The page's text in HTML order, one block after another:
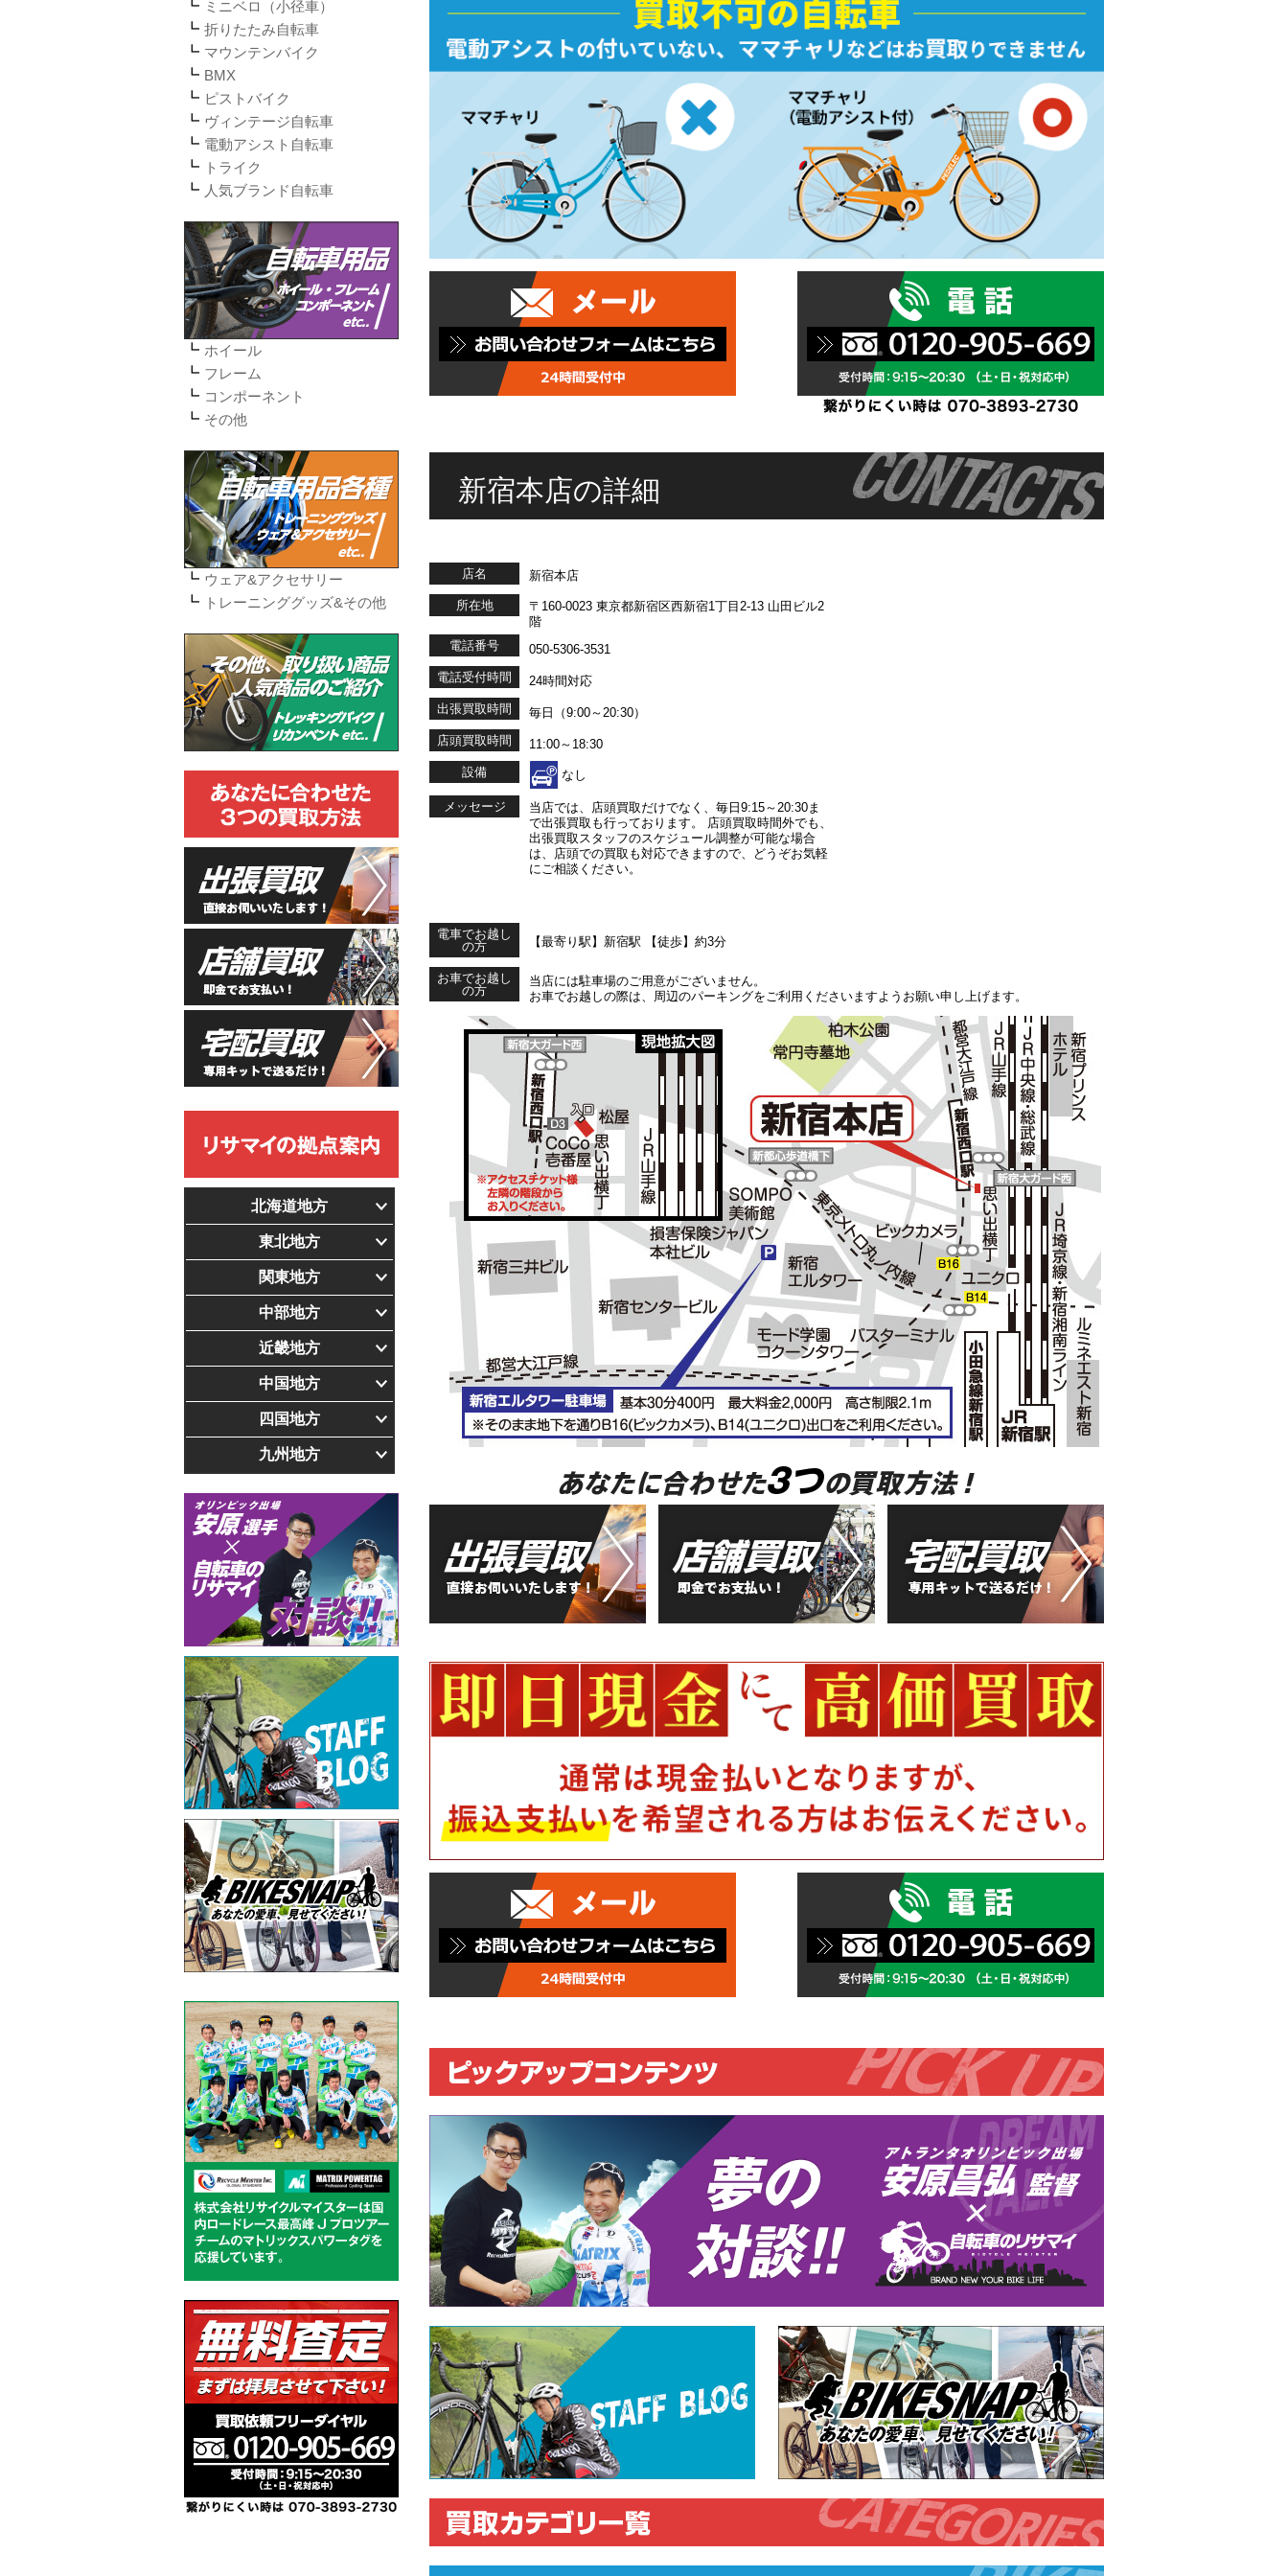
新宿本店の詳細
店名 新宿本店
所在地
〒160-0023 東京都新宿区西新宿1丁目2-13 山田ビル2
階
電話番号
050-5306-3531
電話受付時間
24時間対応
出張買取時間
毎日（9:00～20:30）
店頭買取時間
11:00～18:30
設備
なし
メッセージ
当店では、店頭買取だけでなく、毎日9:15～20:30ま
で出張買取も行っております。 店頭買取時間外でも、
出張買取スタッフのスケジュール調整が可能な場合
は、店頭での買取も対応できますので、どうぞお気軽
にご相談ください。
電車でお越し
の方
【最寄り駅】新宿駅 【徒歩】約3分
お車でお越し
の方
当店には駐車場のご用意がございません。
お車でお越しの際は、周辺のパーキングをご利用くださいますようお願い申し上げます。
ミニベロ（小径車）
折りたたみ自転車
マウンテンバイク
BMX
ピストバイク
ヴィンテージ自転車
電動アシスト自転車
トライク
人気ブランド自転車
ホイール
フレーム
コンポーネント
その他
ウェア&アクセサリー
トレーニンググッズ&その他
北海道地方
東北地方
関東地方
中部地方
近畿地方
中国地方
四国地方
九州地方